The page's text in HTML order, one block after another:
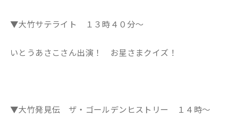
▼大竹サテライト １３時４０分～
いとうあさこさん出演！ お星さまクイズ！
▼大竹発見伝 ザ・ゴールデンヒストリー １４時～